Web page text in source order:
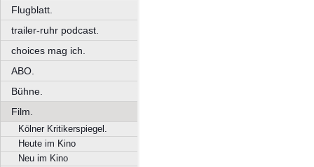
Flugblatt.
trailer-ruhr podcast.
choices mag ich.
ABO.
Bühne.
Film.
Kölner Kritikerspiegel.
Heute im Kino
Neu im Kino